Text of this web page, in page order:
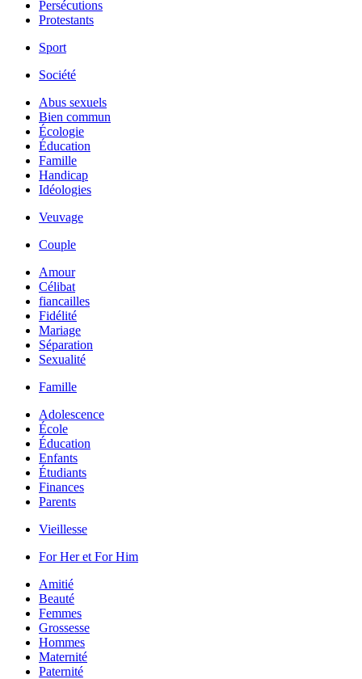
Persécutions
Protestants
Sport
Société
Abus sexuels
Bien commun
Écologie
Éducation
Famille
Handicap
Idéologies
Veuvage
Couple
Amour
Célibat
fiancailles
Fidélité
Mariage
Séparation
Sexualité
Famille
Adolescence
École
Éducation
Enfants
Étudiants
Finances
Parents
Vieillesse
For Her et For Him
Amitié
Beauté
Femmes
Grossesse
Hommes
Maternité
Paternité